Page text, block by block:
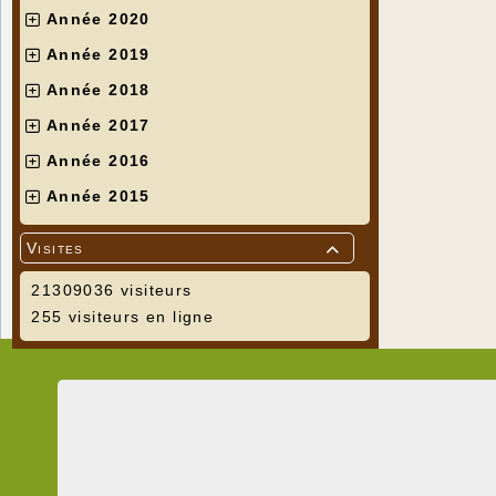
Année 2020
Année 2019
Année 2018
Année 2017
Année 2016
Année 2015

Visites
21309036 visiteurs
255 visiteurs en ligne